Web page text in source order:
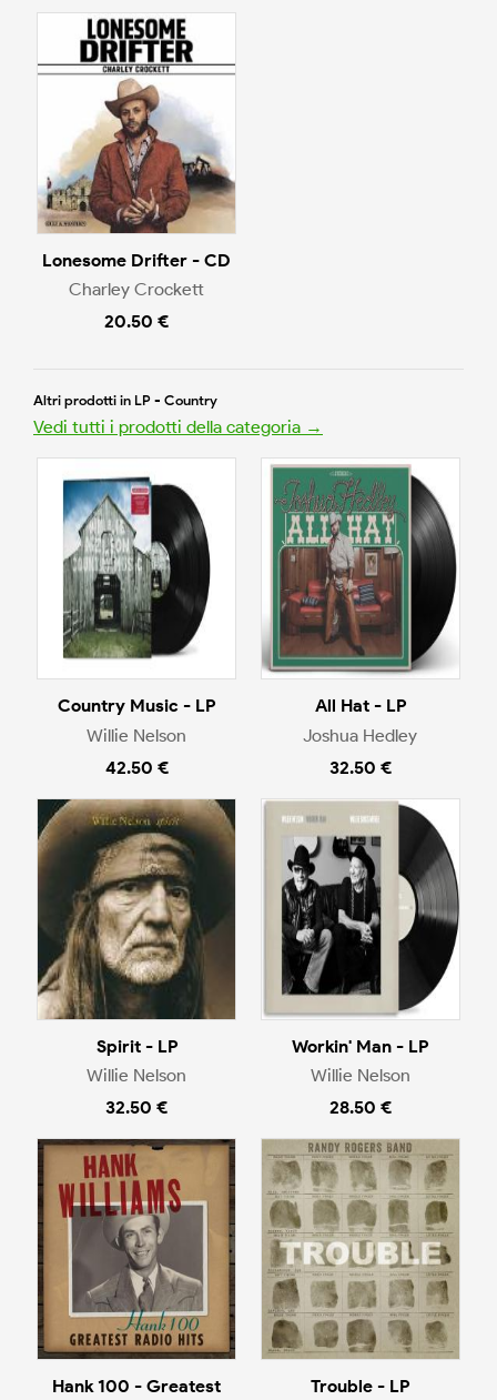
Lonesome Drifter - CD
Charley Crockett
20.50 €
Altri prodotti in LP - Country
Vedi tutti i prodotti della categoria →
Country Music - LP
Willie Nelson
42.50 €
All Hat - LP
Joshua Hedley
32.50 €
Spirit - LP
Willie Nelson
32.50 €
Workin' Man - LP
Willie Nelson
28.50 €
Hank 100 - Greatest
Trouble - LP